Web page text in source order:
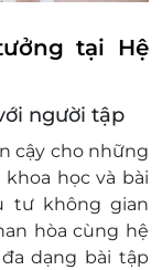
tại Hệ
người tập
cậy cho những
học và bài
tư không gian
hòa cùng hệ
dạng bài tập